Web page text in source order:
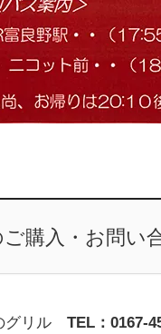
購入・お問い
グリル TEL：0167-